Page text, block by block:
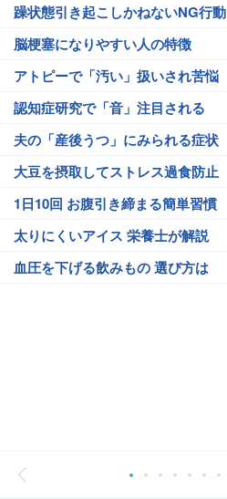
躁状態引き起こしかねないNG行動
脳梗塞になりやすい人の特徴
アトピーで「汚い」扱いされ苦悩
認知症研究で「音」注目される
夫の「産後うつ」にみられる症状
大豆を摂取してストレス過食防止
1日10回 お腹引き締まる簡単習慣
太りにくいアイス 栄養士が解説
血圧を下げる飲みもの 選び方は